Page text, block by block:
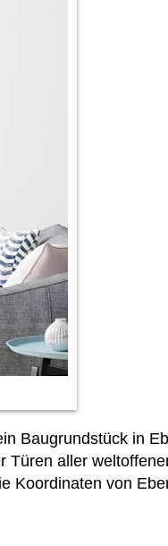
Baugrundstück in
Türen aller
von